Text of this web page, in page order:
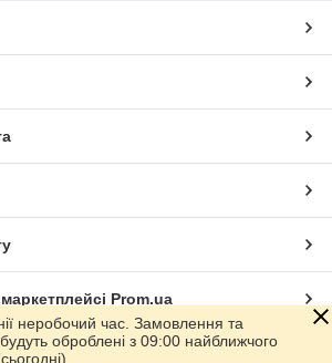
Prom.ua
неробочий час. Замовлення та
оброблені з 09:00 найближчого